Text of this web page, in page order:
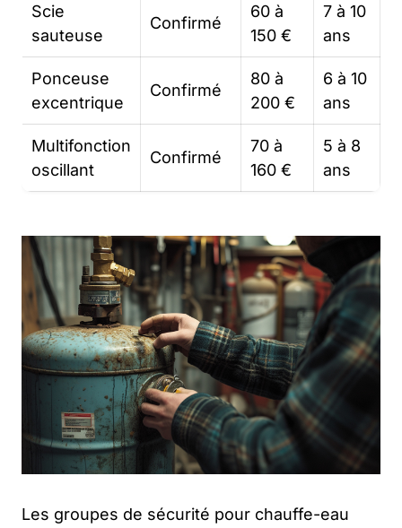
Scie
sauteuse
Confirmé
60 à
150 €
7 à 10
ans
Ponceuse
excentrique
Confirmé
80 à
200 €
6 à 10
ans
Multifonction
oscillant
Confirmé
70 à
160 €
5 à 8
ans
Les groupes de sécurité pour chauffe-eau